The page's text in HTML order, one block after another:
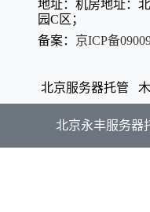
地址：机房地址：
园C区；
备案： 京ICP备
北京服务器托管
北京永丰服务器